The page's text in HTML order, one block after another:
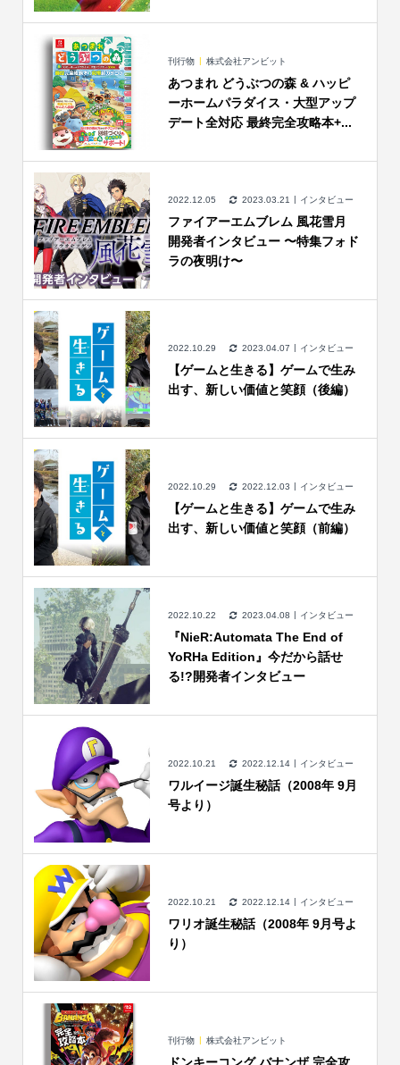
刊行物 株式会社アンビット
あつまれ どうぶつの森 & ハッピ
ーホームパラダイス・大型アップ
デート全対応 最終完全攻略本+...
2022.12.05 2023.03.21 インタビュー
ファイアーエムブレム 風花雪月
開発者インタビュー 〜特集フォド
ラの夜明け〜
2022.10.29 2023.04.07 インタビュー
【ゲームと生きる】ゲームで生み
出す、新しい価値と笑顔（後編）
2022.10.29 2022.12.03 インタビュー
【ゲームと生きる】ゲームで生み
出す、新しい価値と笑顔（前編）
2022.10.22 2023.04.08 インタビュー
『NieR:Automata The End of
YoRHa Edition』今だから話せ
る!?開発者インタビュー
2022.10.21 2022.12.14 インタビュー
ワルイージ誕生秘話（2008年 9月
号より）
2022.10.21 2022.12.14 インタビュー
ワリオ誕生秘話（2008年 9月号よ
り）
刊行物 株式会社アンビット
ドンキーコング バナンザ 完全攻